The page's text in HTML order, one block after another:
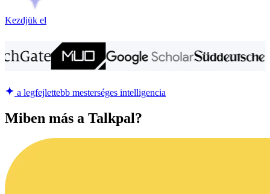
Kezdjük el
a legfejlettebb mesterséges intelligencia
Miben más a Talkpal?